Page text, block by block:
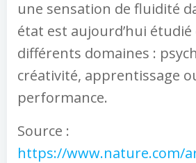
une sensation de fluidité
état est aujourd’hui étudié
différents domaines :
créativité, apprentissage
performance.
Source :
https://www.nature.com/